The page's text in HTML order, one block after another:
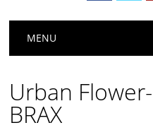
Main menu
MENU
Urban
BRAX